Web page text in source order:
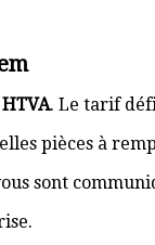
HTVA. Le tarif
pièces à
sont